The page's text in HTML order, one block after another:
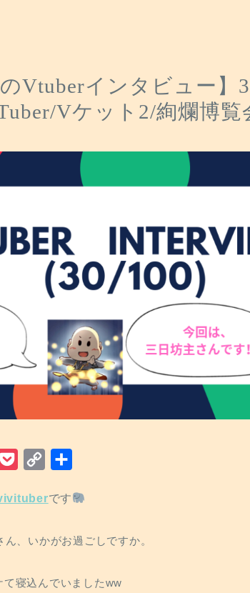
のVtuberインタビュー】
Vケット2/絢爛博覧
c
e
p
L
n
です
、いかがお過ごしですか。
て寝込んでいましたww